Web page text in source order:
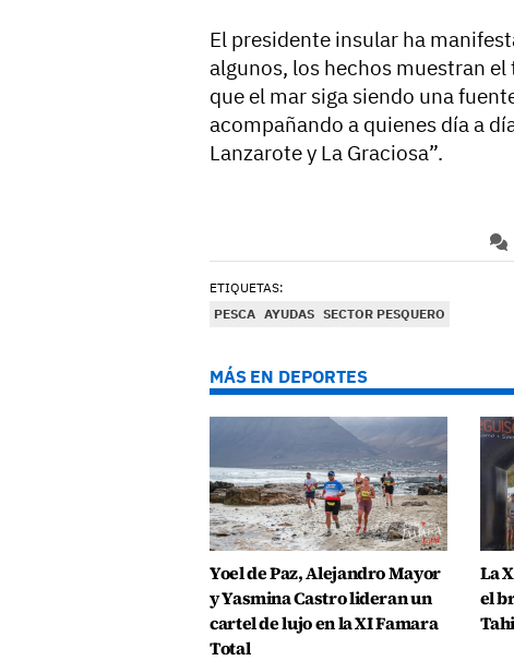
El presidente insular ha
algunos, los hechos muestran
que el mar siga siendo una
acompañando a quienes día a
Lanzarote y La Graciosa”.
ETIQUETAS:
PESCA AYUDAS SECTOR PESQUERO
MÁS EN DEPORTES
Yoel de Paz, Alejandro Mayor
y Yasmina Castro lideran un
cartel de lujo en la XI Famara
Total
La
el